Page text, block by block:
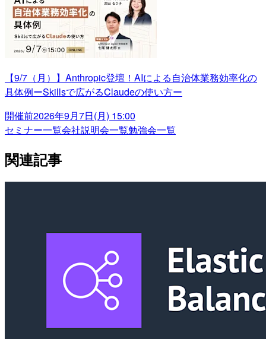
【9/7（月）】Anthropic登壇！AIによる自治体業務効率化の
具体例ーSkillsで広がるClaudeの使い方ー
開催前2026年9月7日(月) 15:00
セミナー一覧会社説明会一覧勉強会一覧
関連記事